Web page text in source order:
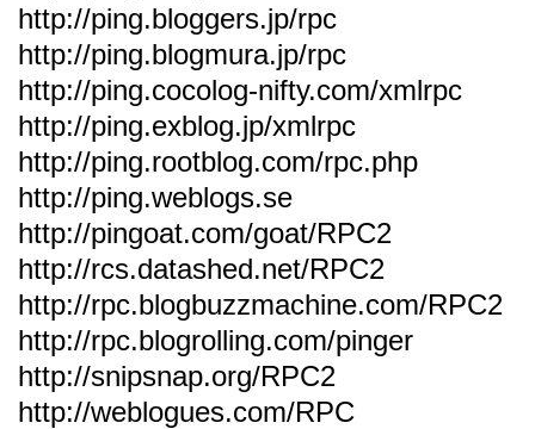
http://ping.bloggers.jp/rpc
http://ping.blogmura.jp/rpc
http://ping.cocolog-nifty.com/xmlrpc
http://ping.exblog.jp/xmlrpc
http://ping.rootblog.com/rpc.php
http://ping.weblogs.se
http://pingoat.com/goat/RPC2
http://rcs.datashed.net/RPC2
http://rpc.blogbuzzmachine.com/RPC2
http://rpc.blogrolling.com/pinger
http://snipsnap.org/RPC2
http://weblogues.com/RPC